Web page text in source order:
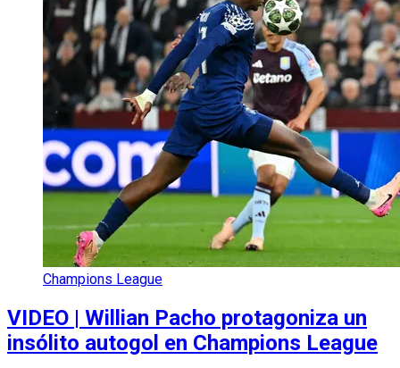
Champions League
VIDEO | Willian Pacho protagoniza un
insólito autogol en Champions League